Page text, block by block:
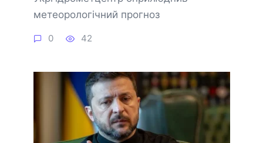
метеорологічний прогноз
0 42